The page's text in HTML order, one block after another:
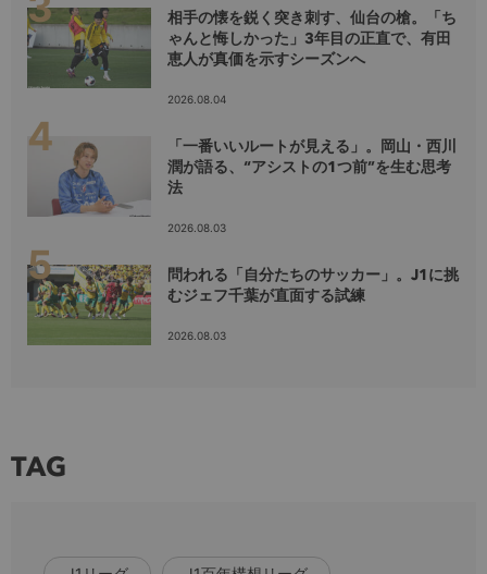
相手の懐を鋭く突き刺す、仙台の槍。「ち
ゃんと悔しかった」3年目の正直で、有田
恵人が真価を示すシーズンへ
2026.08.04
「一番いいルートが見える」。岡山・西川
潤が語る、“アシストの1つ前”を生む思考
法
2026.08.03
問われる「自分たちのサッカー」。J1に挑
むジェフ千葉が直面する試練
2026.08.03
TAG